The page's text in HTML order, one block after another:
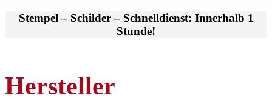
Stempel – Schilder – Schnelldienst: Innerhalb 1
Stunde!
Hersteller